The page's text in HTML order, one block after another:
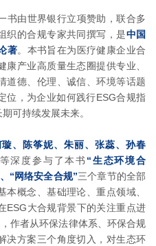
书由世界银行立项赞助，联合多
织的合规专家共同撰写，是中国
著。本书旨在为医疗健康企业合
产业高质量生态圈提供专业、
道德、伦理、诚信、环境等话题
位，为企业如何践行ESG合规指
可持续发展未来。
、陈筝妮、朱丽、张蕊、孙春
等深度参与了本书 “生态环境合
“网络安全合规”三个章节的全部
概念、基础理论、重点领域、
ESG大合规背景下的关注重点进
作者从环保法律体系、环保合规
决方案三个角度切入，对生态环